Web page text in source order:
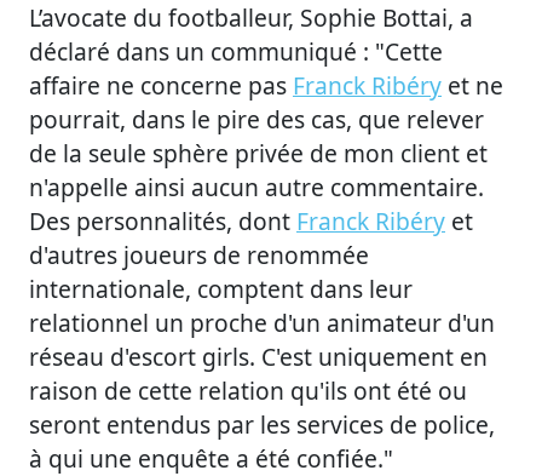
L’avocate du footballeur, Sophie Bottai, a
déclaré dans un communiqué : "Cette
affaire ne concerne pas Franck Ribéry et ne
pourrait, dans le pire des cas, que relever
de la seule sphère privée de mon client et
n'appelle ainsi aucun autre commentaire.
Des personnalités, dont Franck Ribéry et
d'autres joueurs de renommée
internationale, comptent dans leur
relationnel un proche d'un animateur d'un
réseau d'escort girls. C'est uniquement en
raison de cette relation qu'ils ont été ou
seront entendus par les services de police,
à qui une enquête a été confiée."